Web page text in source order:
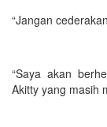
“Jangan
“Saya akan
Akitty yang masih